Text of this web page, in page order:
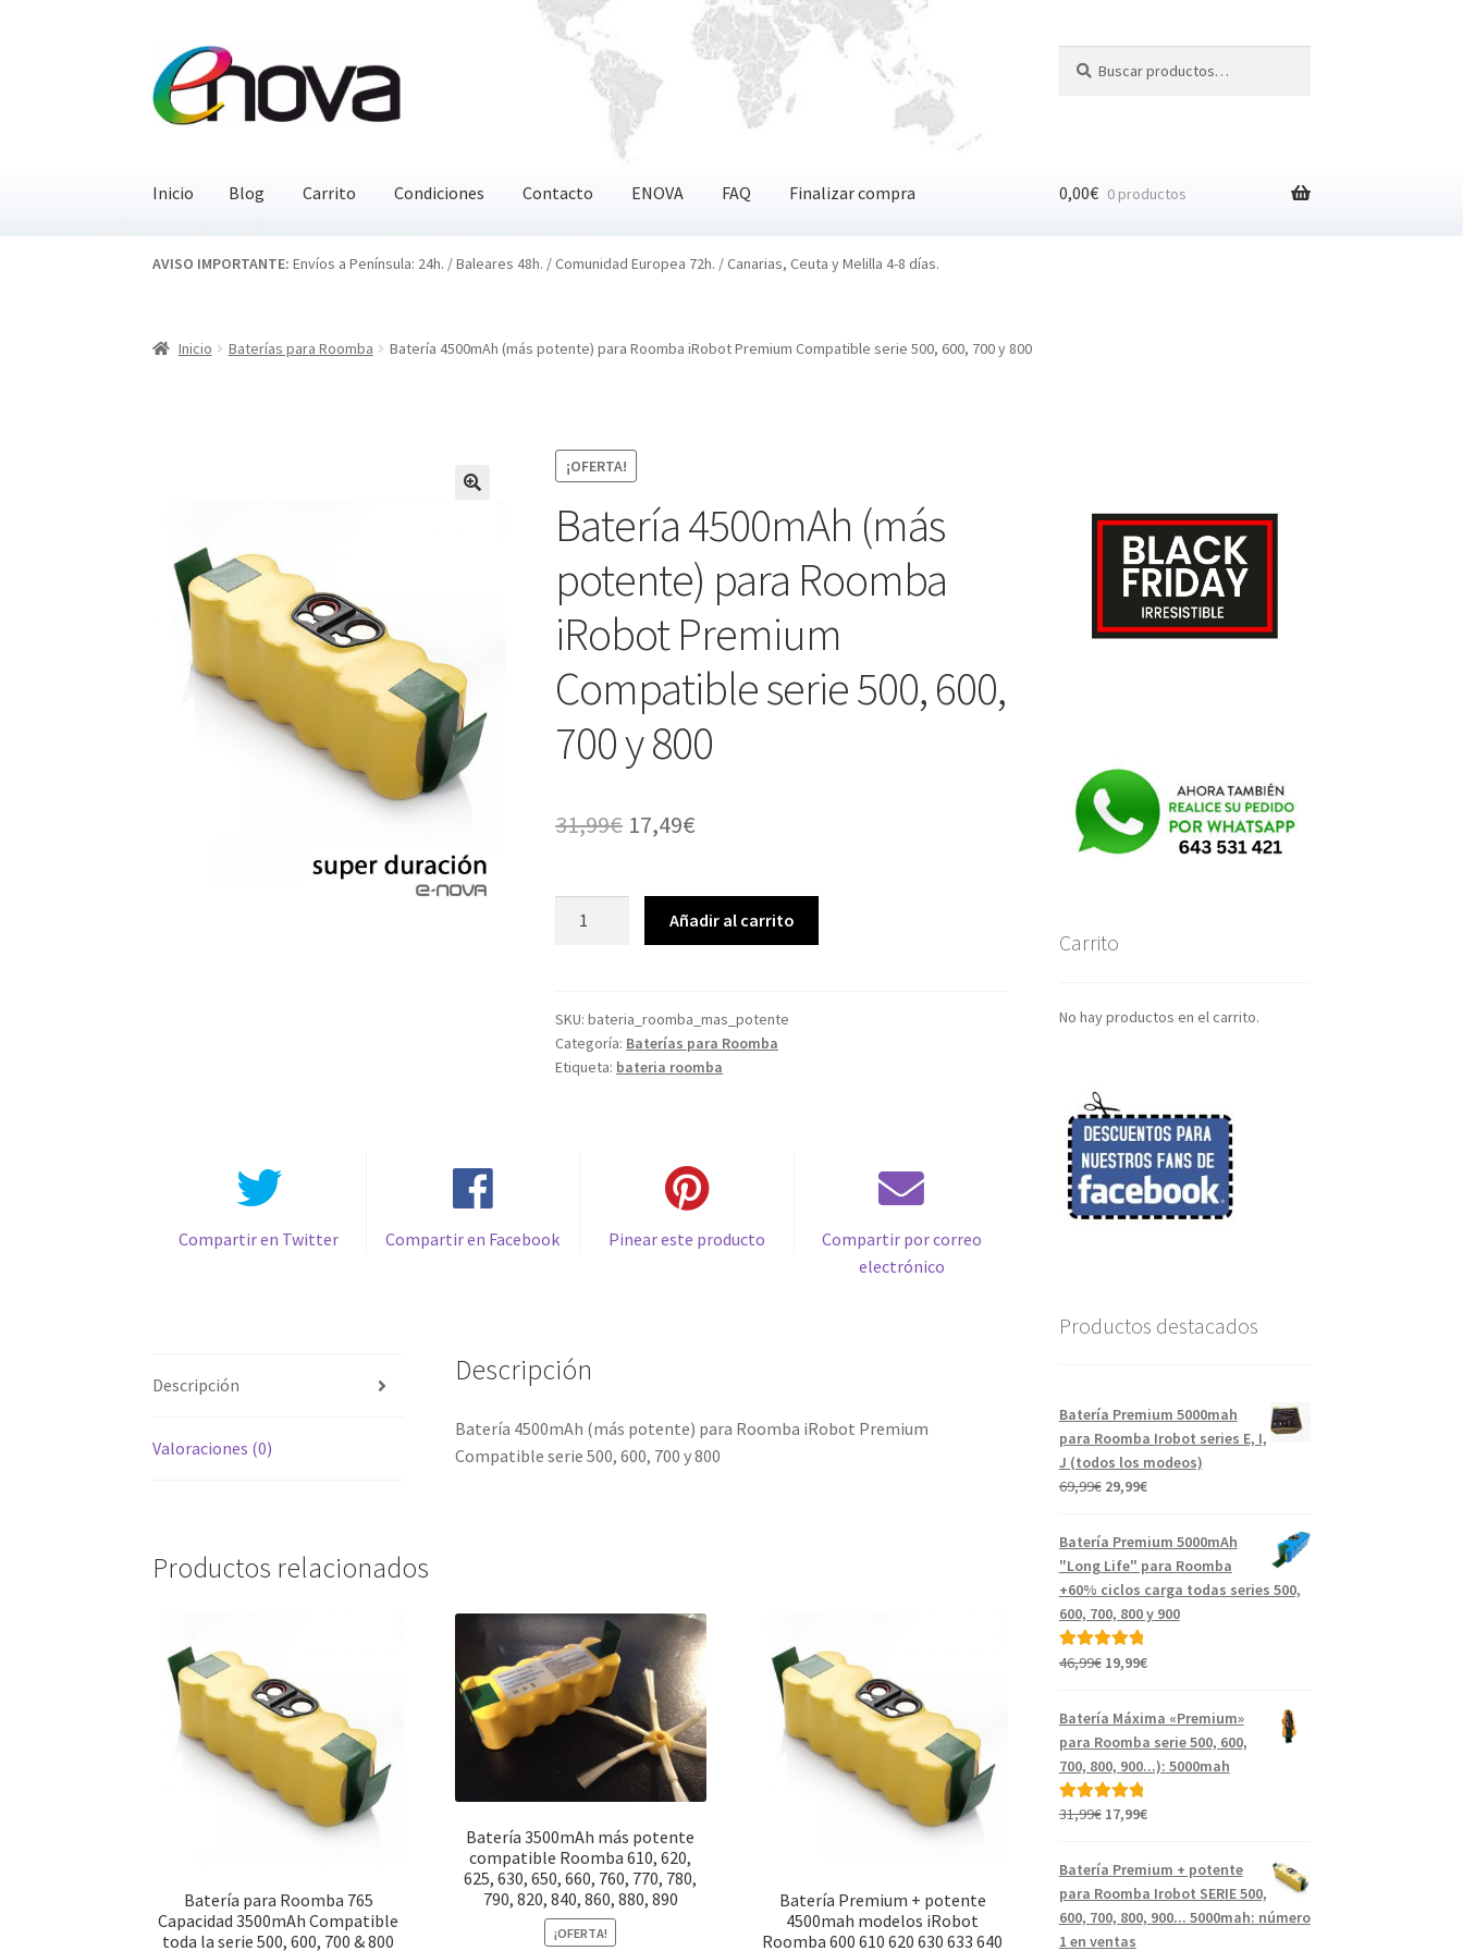
a
la
al
contenido
por:
Inicio Blog Carrito Condiciones Contacto ENOVA FAQ Finalizar compra
Inicio BlogCarrito CondicionesContacto ENOVA FAQ Finalizar compra
0,00€ 0 productos
AVISO IMPORTANTE: Envíos a Península: 24h. / Baleares 48h. / Comunidad Europea 72h. / Canarias, Ceuta y Melilla 4-8 días.
Inicio Baterías para Roomba Batería 4500mAh (más potente) para Roomba iRobot Premium Compatible serie 500, 600, 700 y 800
¡OFERTA!
Batería 4500mAh (más
potente) para Roomba
iRobot Premium
Compatible serie 500, 600,
700 y 800
31,99€ El
original
era:
17,49€
actual
es:
para
Roomba
iRobot
700
Añadir al carrito
SKU:bateria_roomba_mas_potente
Categoría: Baterías para Roomba
Etiqueta: bateria roomba
Compartir en Twitter Compartir en Facebook Pinear este producto
Compartir por correo
electrónico
Descripción
Valoraciones (0)
Descripción
Batería 4500mAh (más potente) para Roomba iRobot Premium
Compatible serie 500, 600, 700 y 800
Productos relacionados
Batería para Roomba 765
Capacidad 3500mAh Compatible
toda la serie 500, 600, 700 & 800
Batería 3500mAh más potente
compatible Roomba 610, 620,
625, 630, 650, 660, 760, 770, 780,
790, 820, 840, 860, 880, 890
¡OFERTA!
Batería Premium + potente
4500mah modelos iRobot
Roomba 600 610 620 630 633 640
Carrito
No hay productos en el carrito.
Productos destacados
Batería Premium 5000mah
para Roomba Irobot series E, I,
J (todos los modeos)
69,99€ El
original
era:
69,99€.
29,99€El
actual
29,99€.
Batería Premium 5000mAh
"Long Life" para Roomba
+60% ciclos carga todas series 500,
600, 700, 800 y 900
Valorado con
46,99€ El
original
46,99€.
19,99€El
actual
19,99€.
Batería Máxima «Premium»
para Roomba serie 500, 600,
700, 800, 900...): 5000mah
Valorado con
31,99€ El
original
31,99€.
17,99€El
actual
es:
17,99€.
Batería Premium + potente
para Roomba Irobot SERIE 500,
600, 700, 800, 900... 5000mah: número
1 en ventas